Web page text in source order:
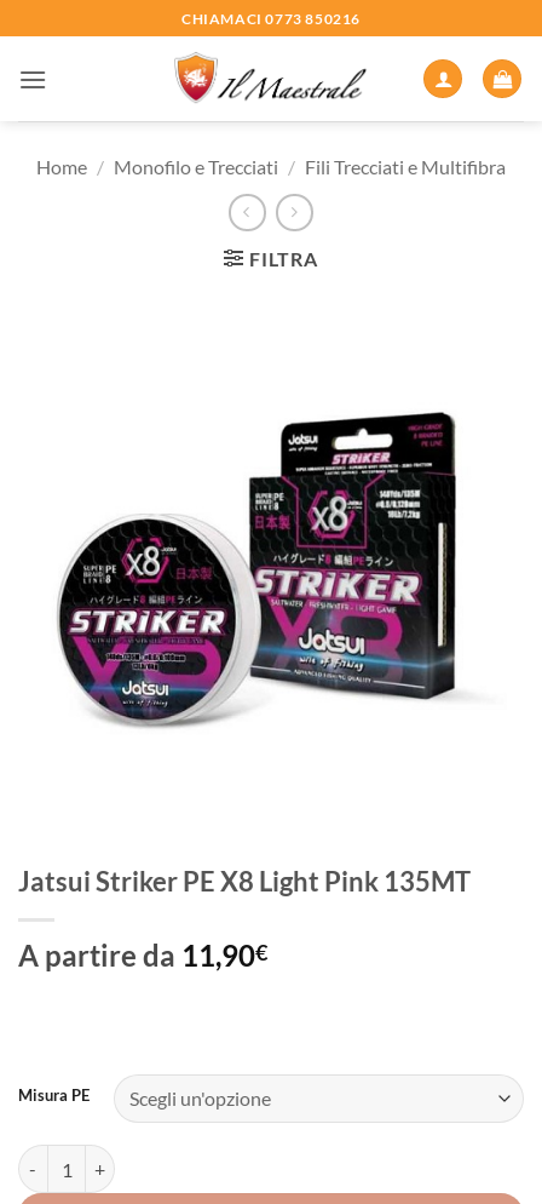
ai
contenuti
CHIAMACI 0773 850216
Home / Monofilo e Trecciati / Fili Trecciati e Multifibra
FILTRA
Jatsui Striker PE X8 Light Pink 135MT
A partire da 11,90€
Misura PE
Jatsui Striker PE X8 Light Pink 135MT quantità